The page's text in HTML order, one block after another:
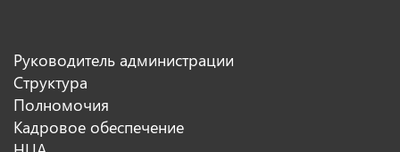
Руководитель администрации
Структура
Полномочия
Кадровое обеспечение